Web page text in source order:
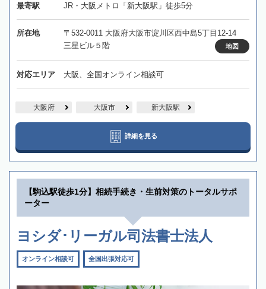
最寄駅 JR・大阪メトロ「新大阪駅」徒歩5分
所在地
〒532-0011 大阪府大阪市淀川区西中島5丁目12-14
三星ビル５階
地図
対応エリア 大阪、全国オンライン相談可
大阪府 大阪市 新大阪駅
詳細を見る
【駒込駅徒歩1分】相続手続き・生前対策のトータルサポ
ーター
ヨシダ･リーガル司法書士法人
オンライン相談可 全国出張対応可